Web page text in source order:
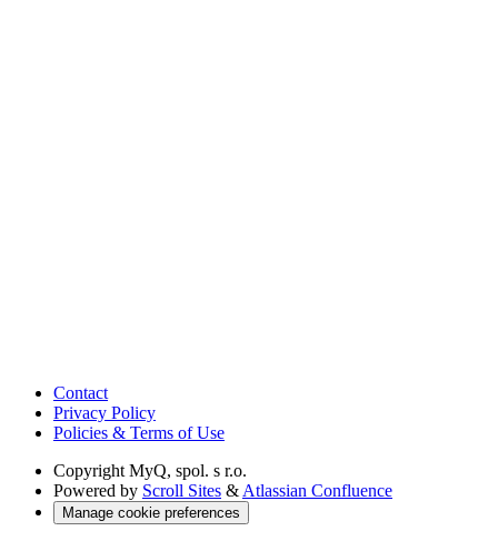
Contact
Privacy Policy
Policies & Terms of Use
Copyright MyQ, spol. s r.o.
Powered by Scroll Sites & Atlassian Confluence
Manage cookie preferences